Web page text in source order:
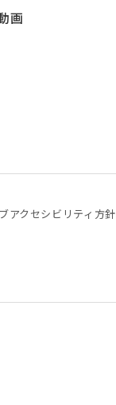
画
アクセシビリティ方針